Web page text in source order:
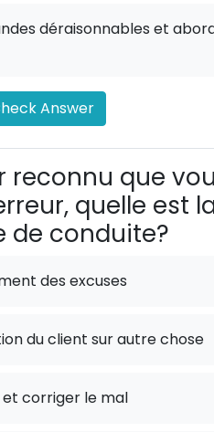
déraisonnables et
Answer
reconnu que
quelle est
de conduite?
des excuses
du client sur autre chose
corriger le mal